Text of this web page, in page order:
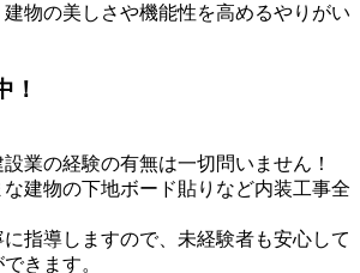
物の美しさや機能性を高めるやりがい
！
業の経験の有無は一切問いません！
建物の下地ボード貼りなど内装工事全
指導しますので、未経験者も安心して
きます。